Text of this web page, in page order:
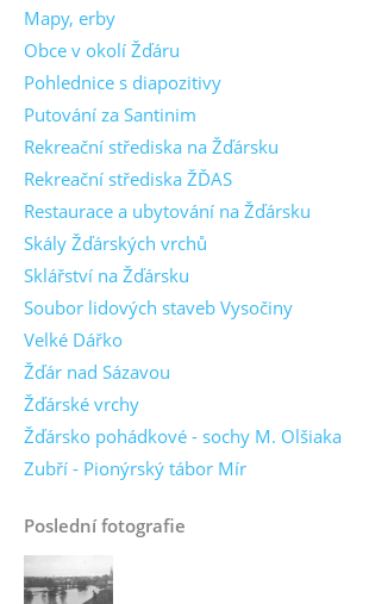
Mapy, erby
Obce v okolí Žďáru
Pohlednice s diapozitivy
Putování za Santinim
Rekreační střediska na Žďársku
Rekreační střediska ŽĎAS
Restaurace a ubytování na Žďársku
Skály Žďárských vrchů
Sklářství na Žďársku
Soubor lidových staveb Vysočiny
Velké Dářko
Žďár nad Sázavou
Žďárské vrchy
Žďársko pohádkové - sochy M. Olšiaka
Zubří - Pionýrský tábor Mír
Poslední fotografie